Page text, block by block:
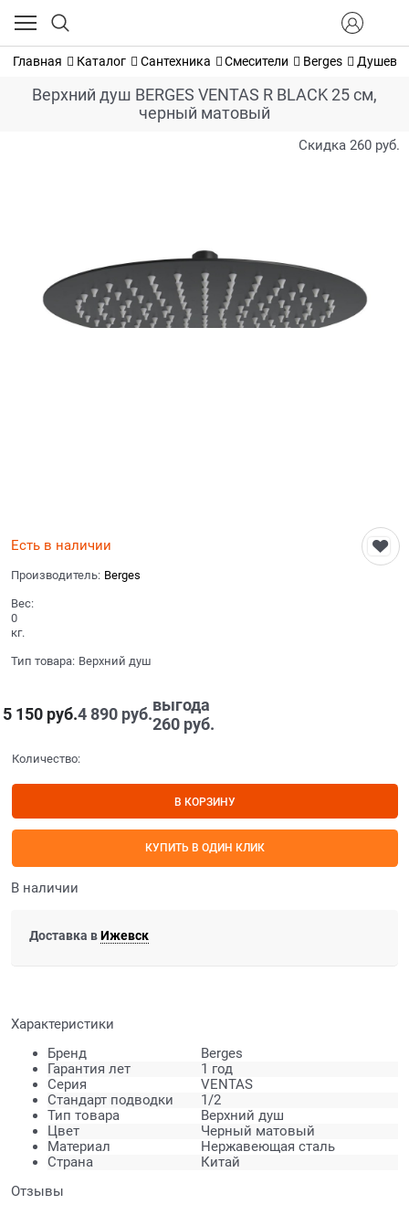
Главная Каталог Сантехника Смесители Berges
Верхний душ BERGES VENTAS R BLACK 25 см,
черный матовый
Скидка 260 руб.
Есть в наличии
Производитель: Berges
Вес:
0
кг.
Тип товара: Верхний душ
5 150 руб.4 890 руб.выгода
260 руб.
Количество:
В КОРЗИНУ
КУПИТЬ В ОДИН КЛИК
В наличии
Доставка вИжевск
Характеристики
Бренд
Berges
Гарантия лет
1 год
Серия
VENTAS
Стандарт подводки
1/2
Тип товара
Верхний душ
Цвет
Черный матовый
Материал
Нержавеющая сталь
Страна
Китай
Отзывы